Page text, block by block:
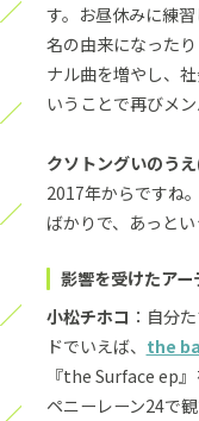
す。お昼休みに練
名の由来になった
ナル曲を増やし、
いうことで再びメ
クソトングいのう
2017年からですね
ばかりで、あっと
影響を受けたアー
小松チホコ ：自分
ドでいえば、 the
『the Surface ep
ペニーレーン24で